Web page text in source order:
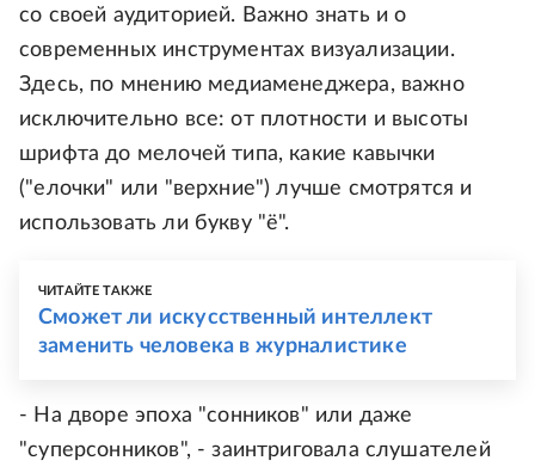
со своей аудиторией. Важно знать и о
современных инструментах визуализации.
Здесь, по мнению медиаменеджера, важно
исключительно все: от плотности и высоты
шрифта до мелочей типа, какие кавычки
("елочки" или "верхние") лучше смотрятся и
использовать ли букву "ё".
ЧИТАЙТЕ ТАКЖЕ
Сможет ли искусственный интеллект
заменить человека в журналистике
- На дворе эпоха "сонников" или даже
"суперсонников", - заинтриговала слушателей